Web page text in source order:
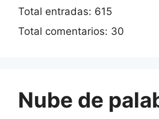
Total entradas: 615
Total comentarios: 30
Nube de